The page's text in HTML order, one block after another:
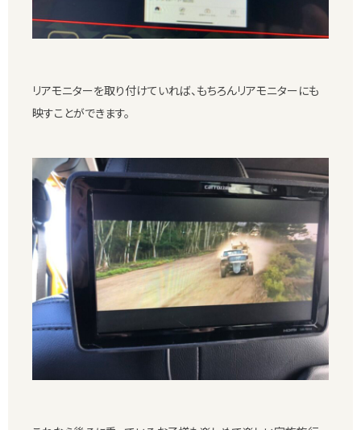
リアモニターを取り付けていれば、もちろんリアモニターにも
映すことができます。